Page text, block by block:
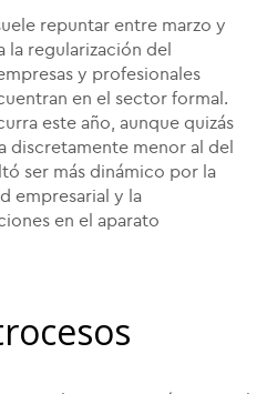
repuntar entre marzo y
la regularización del
y profesionales
en el sector formal.
este año, aunque quizás
discretamente menor al del
ser más dinámico por la
empresarial y la
en el aparato